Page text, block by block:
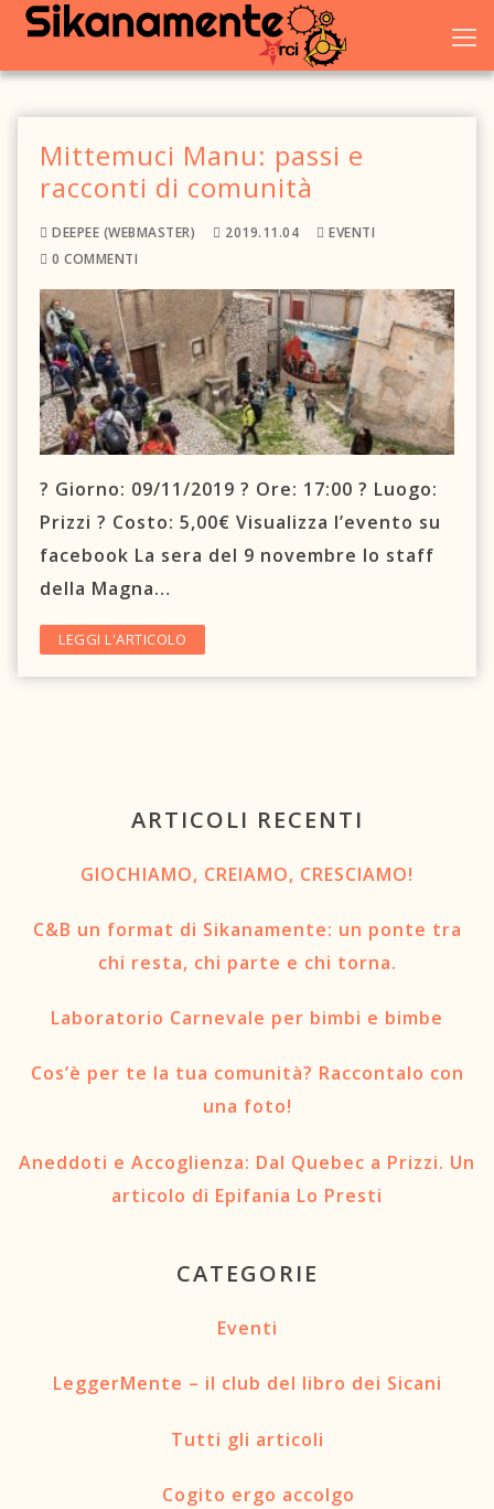
Vai
contenuto
Home
Chi siamo
Eventi
Galleria
Dove trovarci
Prenota un letto
Mittemuci Manu: passi e
racconti di comunità
DEEPEE (WEBMASTER) 2019.11.04
EVENTI
0 COMMENTI
? Giorno: 09/11/2019 ? Ore: 17:00 ? Luogo:
Prizzi ? Costo: 5,00€ Visualizza l’evento su
facebook La sera del 9 novembre lo staff
della Magna…
LEGGI L'ARTICOLO
ARTICOLI RECENTI
GIOCHIAMO, CREIAMO, CRESCIAMO!
C&B un format di Sikanamente: un ponte tra
chi resta, chi parte e chi torna.
Laboratorio Carnevale per bimbi e bimbe
Cos’è per te la tua comunità? Raccontalo con
una foto!
Aneddoti e Accoglienza: Dal Quebec a Prizzi. Un
articolo di Epifania Lo Presti
CATEGORIE
Eventi
LeggerMente – il club del libro dei Sicani
Tutti gli articoli
Cogito ergo accolgo